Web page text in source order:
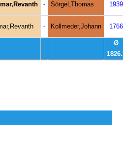
- Sörgel,Thomas 1939
- Kollmeder,Johann 1766
Ø